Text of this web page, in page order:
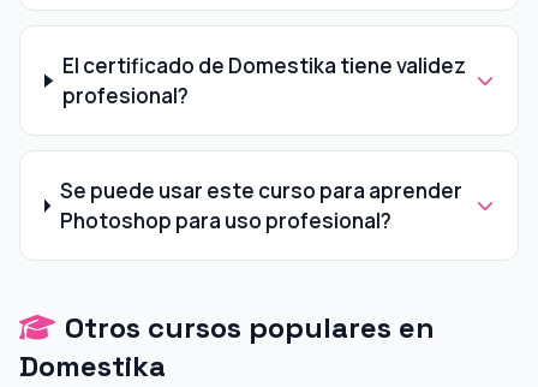
El certificado de Domestika tiene validez
profesional?
Se puede usar este curso para aprender
Photoshop para uso profesional?
Otros cursos populares en
Domestika